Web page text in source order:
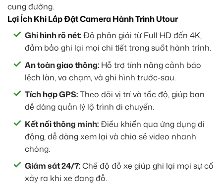
cung đường.
Lợi Ích Khi Lắp Đặt Camera Hành Trình Utour
Ghi hình rõ nét:Độ phân giải từ Full HD đến 4K,
đảm bảo ghi lại mọi chi tiết trong suốt hành trình.
An toàn giao thông: Hỗ trợ tính năng cảnh báo
lệch làn, va chạm, và ghi hình trước-sau.
Tích hợp GPS:Theo dõi vị trí và tốc độ, giúp bạn
dễ dàng quản lý lộ trình di chuyển.
Kết nối thông minh:Điều khiển qua ứng dụng di
động, dễ dàng xem lại và chia sẻ video nhanh
chóng.
Giám sát 24/7:Chế độ đỗ xe giúp ghi lại mọi sự cố
xảy ra khi xe đang đỗ.